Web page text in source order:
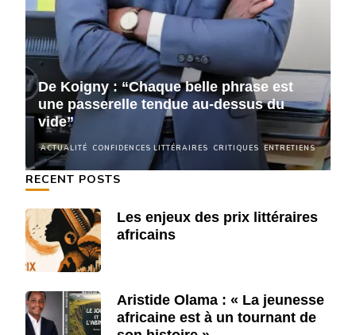
ACTUALITÉ CONFIDENCES LITTÉRAIRES CRITIQUES ENTRETIENS
De Koigny : “Chaque belle phrase est
une passerelle tendue au-dessus du
vide”
RECENT POSTS
Les enjeux des prix littéraires
africains
Aristide Olama : « La jeunesse
africaine est à un tournant de